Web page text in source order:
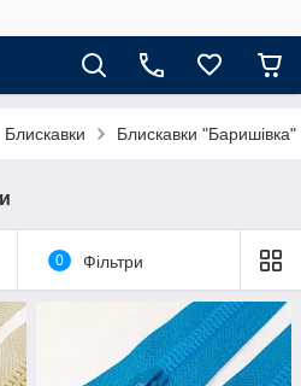
Блискавки Блискавки "Баришівка"
0 Фільтри